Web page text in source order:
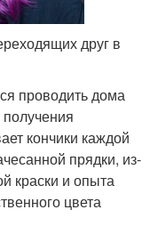
друг в
проводить дома
кончики каждой
прядки, из-
краски и опыта
цвета